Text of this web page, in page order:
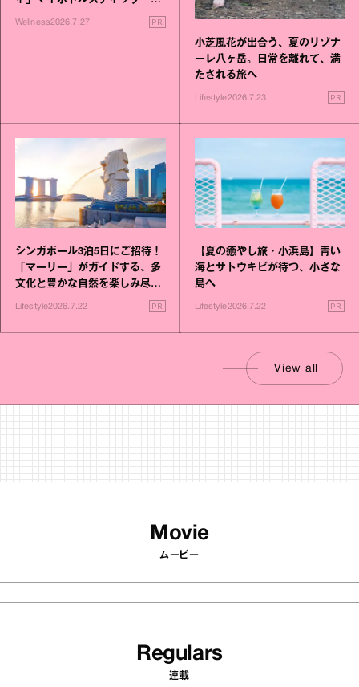
いこと毎日》シリーズが誕生
Wellness2026.7.27 PR
小芝風花が出合う、夏のリゾナ
ーレ八ヶ岳。日常を離れて、満
たされる旅へ
Lifestyle2026.7.23 PR
シンガポール3泊5日にご招待！
「マーリー」がガイドする、多
文化と豊かな自然を楽しみ尽く
Lifestyle2026.7.22 PR
【夏の癒やし旅・小浜島】青い
海とサトウキビが待つ、小さな
島へ
Lifestyle2026.7.22 PR
View all
Movie
ムービー
Regulars
連載